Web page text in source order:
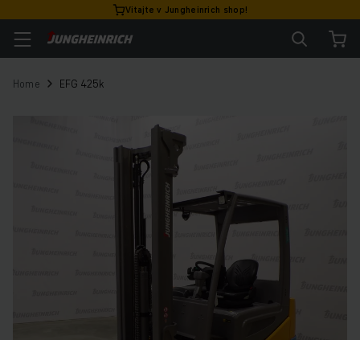
Vitajte v Jungheinrich shop!
Home EFG 425k